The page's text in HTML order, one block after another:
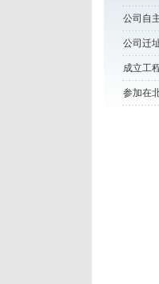
公司自
公司迁
成立工
参加在